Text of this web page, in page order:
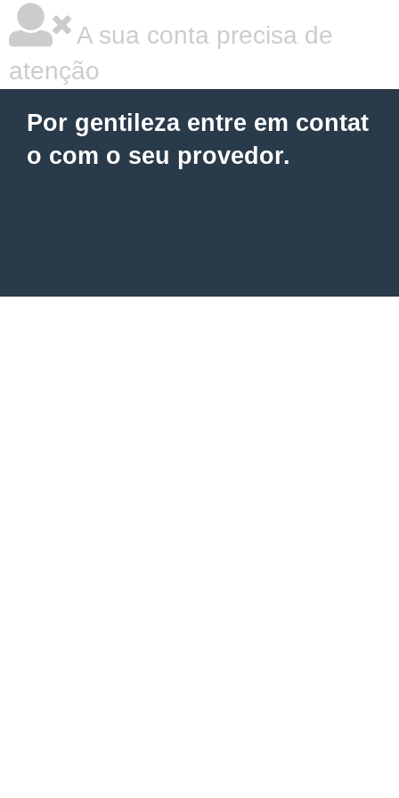
A sua conta precisa de
atenção
Por gentileza entre em contat
o com o seu provedor.